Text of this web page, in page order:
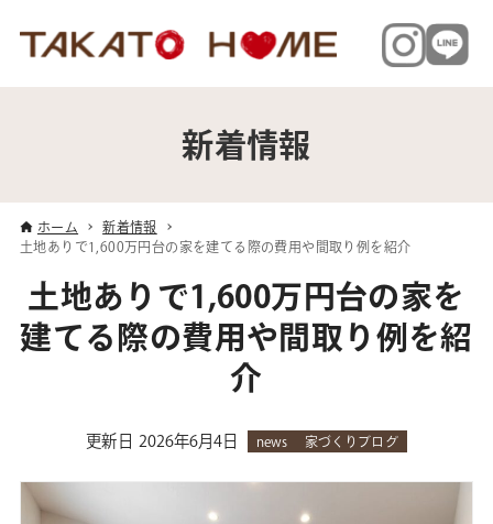
新着情報
ホーム
新着情報
土地ありで1,600万円台の家を建てる際の費用や間取り例を紹介
土地ありで1,600万円台の家を
建てる際の費用や間取り例を紹
介
更新日 2026年6月4日 news 家づくりブログ